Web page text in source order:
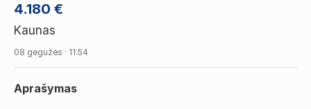
4.180 €
Kaunas
08 gegužės · 11:54
Aprašymas